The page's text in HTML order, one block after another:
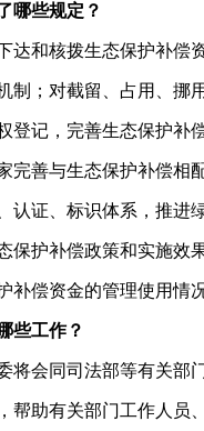
哪些规定？
达和核拨生态保护补
；对截留、占用、挪
登记，完善生态保护
完善与生态保护补偿
证、标识体系，推进
保护补偿政策和实施
偿资金的管理使用情
些工作？
将会同司法部等有关
帮助有关部门工作人